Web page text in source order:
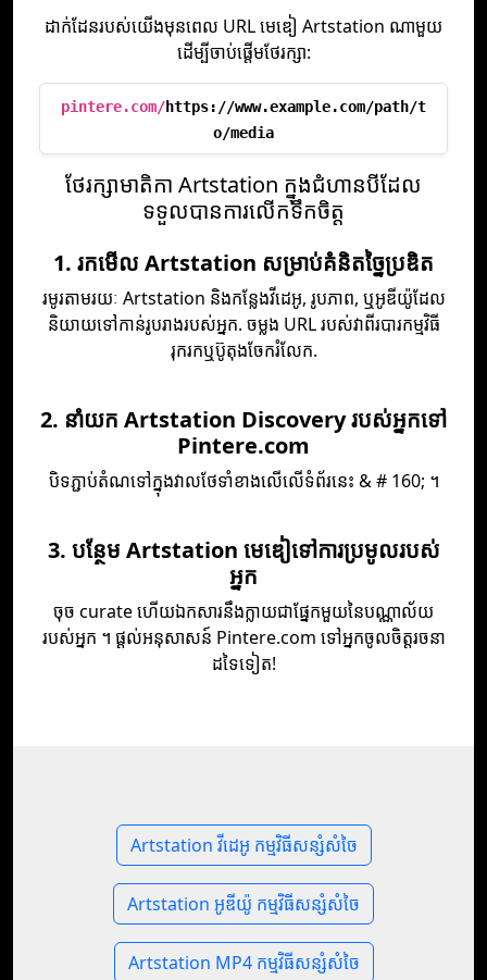
ដាក់ដែនរបស់យើងមុនពេល URL មេឌៀ Artstation ណាមួយ
ដើម្បីចាប់ផ្តើមថែរក្សា:
pintere.com/https://www.example.com/path/t
o/media
ថែរក្សាមាតិកា Artstation ក្នុងជំហានបីដែល
ទទួលបានការលើកទឹកចិត្ត
1. រកមើល Artstation សម្រាប់គំនិតច្នៃប្រឌិត
រមូរតាមរយៈ Artstation និងកន្លែងវីដេអូ, រូបភាព, ឬអូឌីយ៉ូដែល
និយាយទៅកាន់រូបរាងរបស់អ្នក. ចម្លង URL របស់វាពីរបារកម្មវិធី
រុករកឬប៊ូតុងចែករំលែក.
2. នាំយក Artstation Discovery របស់អ្នកទៅ
Pintere.com
បិទភ្ជាប់​តំណ​ទៅ​ក្នុង​វាល​ថែទាំ​ខាង​លើ​លើ​ទំព័រ​នេះ & # 160; ។
3. បន្ថែម Artstation មេឌៀទៅការប្រមូលរបស់
អ្នក
ចុច curate ហើយ​ឯកសារ​នឹង​ក្លាយ​ជា​ផ្នែក​មួយ​នៃ​បណ្ណាល័យ​
របស់​អ្នក ។ ផ្ដល់​អនុសាសន៍ Pintere.com ទៅ​អ្នក​ចូលចិត្ត​រចនា​
ដទៃ​ទៀត!
Artstation វីដេអូ កម្មវិធីសន្សំសំចៃ
Artstation អូឌីយ៉ូ កម្មវិធីសន្សំសំចៃ
Artstation MP4 កម្មវិធីសន្សំសំចៃ